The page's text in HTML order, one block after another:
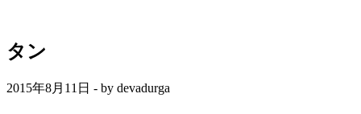
タン
2015年8月11日 - by devadurga